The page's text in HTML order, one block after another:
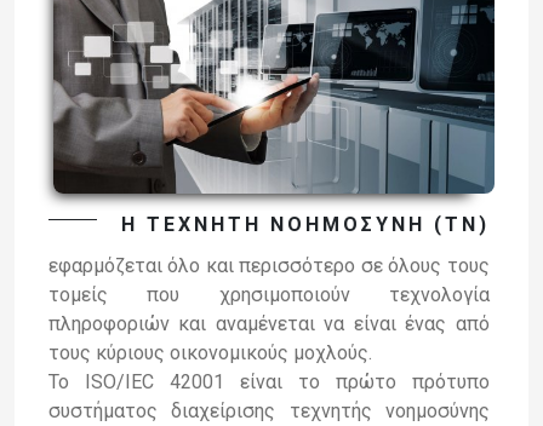
Η TΕΧΝΗΤΉ NΟΗΜΟΣΎΝΗ (TN)
εφαρμόζεται όλο και περισσότερο σε όλους τους
τομείς που χρησιμοποιούν τεχνολογία
πληροφοριών και αναμένεται να είναι ένας από
τους κύριους οικονομικούς μοχλούς.
Το ISO/IEC 42001 είναι το πρώτο πρότυπο
συστήματος διαχείρισης τεχνητής νοημοσύνης